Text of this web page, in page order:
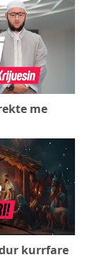
me
kurrfare